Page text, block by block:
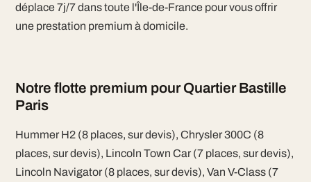
déplace 7j/7 dans toute l'Île-de-France pour vous offrir
une prestation premium à domicile.
Notre flotte premium pour Quartier Bastille
Paris
Hummer H2 (8 places, sur devis), Chrysler 300C (8
places, sur devis), Lincoln Town Car (7 places, sur devis),
Lincoln Navigator (8 places, sur devis), Van V-Class (7